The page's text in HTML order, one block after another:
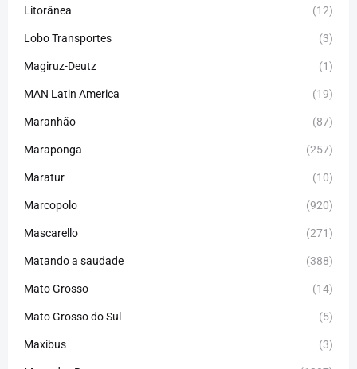
Litorânea (12)
Lobo Transportes (3)
Magiruz-Deutz (1)
MAN Latin America (19)
Maranhão (87)
Maraponga (257)
Maratur (10)
Marcopolo (920)
Mascarello (271)
Matando a saudade (388)
Mato Grosso (14)
Mato Grosso do Sul (5)
Maxibus (3)